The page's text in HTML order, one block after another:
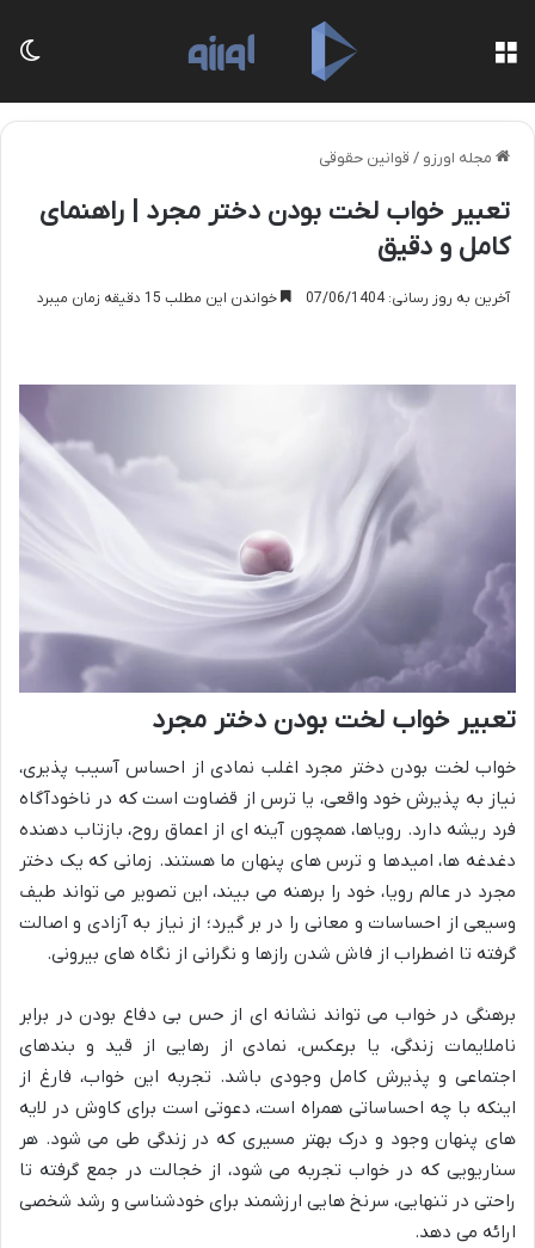
مجله اورزو / قوانین حقوقی
تعبیر خواب لخت بودن دختر مجرد | راهنمای
کامل و دقیق
آخرین به روز رسانی: 07/06/1404 خواندن این مطلب 15 دقیقه زمان میبرد
تعبیر خواب لخت بودن دختر مجرد
خواب لخت بودن دختر مجرد اغلب نمادی از احساس آسیب پذیری،
نیاز به پذیرش خود واقعی، یا ترس از قضاوت است که در ناخودآگاه
فرد ریشه دارد. رویاها، همچون آینه ای از اعماق روح، بازتاب دهنده
دغدغه ها، امیدها و ترس های پنهان ما هستند. زمانی که یک دختر
مجرد در عالم رویا، خود را برهنه می بیند، این تصویر می تواند طیف
وسیعی از احساسات و معانی را در بر گیرد؛ از نیاز به آزادی و اصالت
گرفته تا اضطراب از فاش شدن رازها و نگرانی از نگاه های بیرونی.
برهنگی در خواب می تواند نشانه ای از حس بی دفاع بودن در برابر
ناملایمات زندگی، یا برعکس، نمادی از رهایی از قید و بندهای
اجتماعی و پذیرش کامل وجودی باشد. تجربه این خواب، فارغ از
اینکه با چه احساساتی همراه است، دعوتی است برای کاوش در لایه
های پنهان وجود و درک بهتر مسیری که در زندگی طی می شود. هر
سناریویی که در خواب تجربه می شود، از خجالت در جمع گرفته تا
راحتی در تنهایی، سرنخ هایی ارزشمند برای خودشناسی و رشد شخصی
ارائه می دهد.